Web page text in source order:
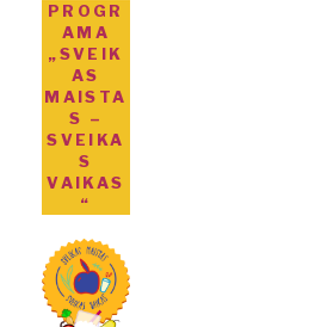
PROGR
AMA
„SVEIK
AS
MAISTA
S –
SVEIKA
S
VAIKAS
“